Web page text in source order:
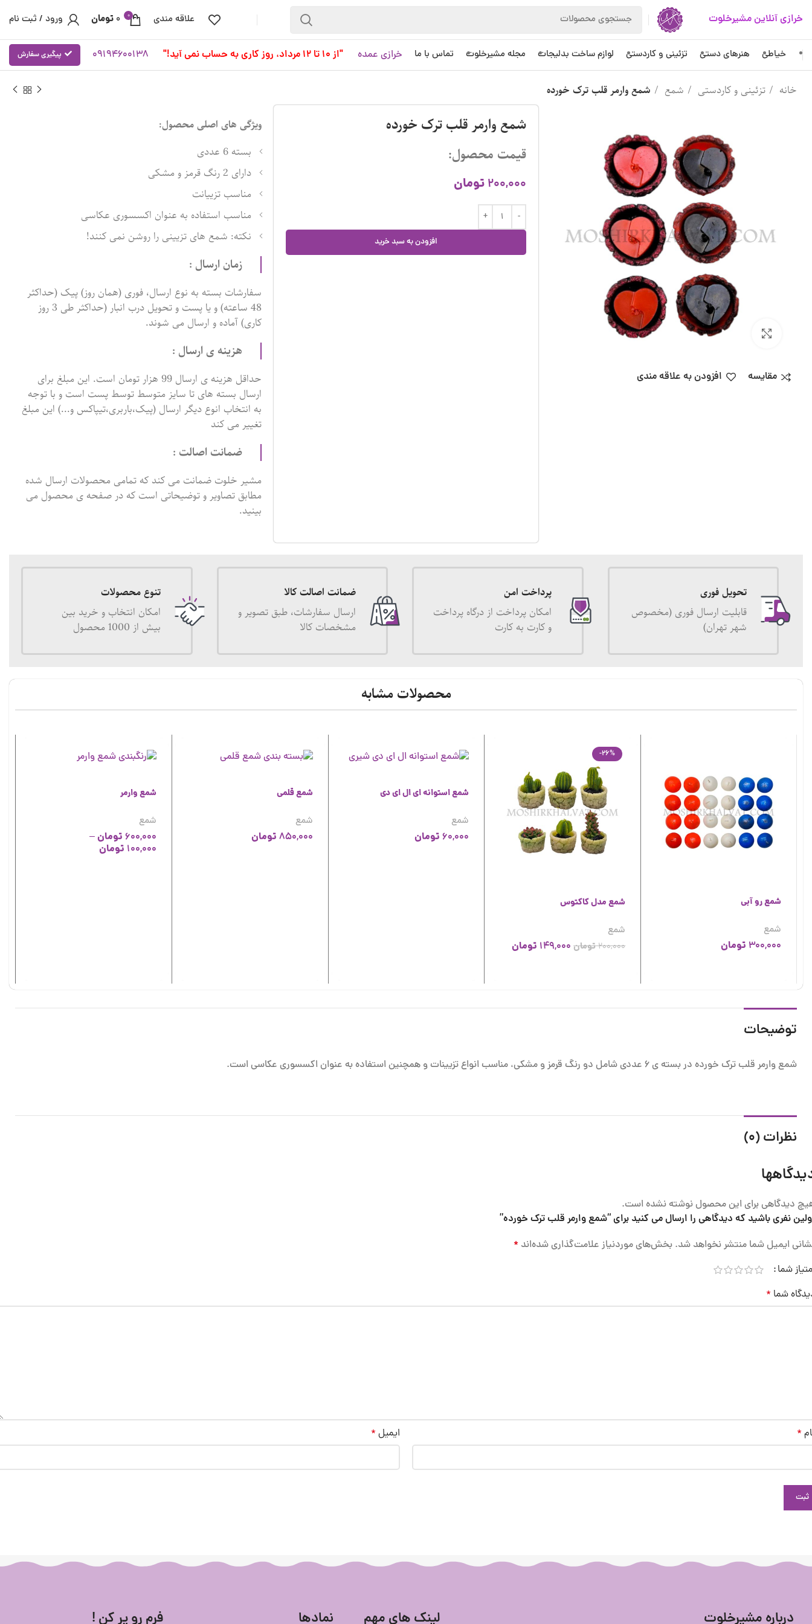
خرازی آنلاین مشیرخلوت علاقه مندی 0
0 تومان ورود / ثبت نام
خیاطی هنرهای دستی تزئینی و کاردستی لوازم ساخت بدلیجات مجله مشیرخلوت تماس با ما خرازی عمده "از 10 تا 12 مرداد، روز کاری به حساب نمی آید!" 09194600138 پیگیری سفارش
خانه تزئینی و کاردستی شمع شمع وارمر قلب ترک خورده
بزرگنمایی تصویر
مقایسه افزودن به علاقه مندی
شمع وارمر قلب ترک خورده
قیمت محصول:
200,000تومان
افزودن به سبد خرید
ویژگی های اصلی محصول:
بسته 6 عددی
دارای 2 رنگ قرمز و مشکی
مناسب تزییانت
مناسب استفاده به عنوان اکسسوری عکاسی
نکته: شمع های تزیینی را روشن نمی کنند!
زمان ارسال :
سفارشات بسته به نوع ارسال، فوری (همان روز) پیک (حداکثر
48 ساعته) و یا پست و تحویل درب انبار (حداکثر طی 3 روز
کاری) آماده و ارسال می شوند.
هزینه ی ارسال :
حداقل هزینه ی ارسال 99 هزار تومان است. این مبلغ برای
ارسال بسته های تا سایز متوسط توسط پست است و با توجه
به انتخاب انوع دیگر ارسال (پیک،باربری،تیپاکس و...) این مبلغ
تغییر می کند
ضمانت اصالت :
مشیر خلوت ضمانت می کند که تمامی محصولات ارسال شده
مطابق تصاویر و توضیحاتی است که در صفحه ی محصول می
بینید.
تحویل فوری
قابلیت ارسال فوری (مخصوص
شهر تهران)
پرداخت امن
امکان پرداخت از درگاه پرداخت
و کارت به کارت
ضمانت اصالت کالا
ارسال سفارشات، طبق تصویر و
مشخصات کالا
تنوع محصولات
امکان انتخاب و خرید بین
بیش از 1000 محصول
محصولات مشابه
شمع رو آبی
شمع
300,000 تومان
-26%
شمع مدل کاکتوس
شمع
200,000تومان 149,000 تومان
شمع استوانه ای ال ای دی
شمع
60,000 تومان
شمع قلمی
شمع
850,000 تومان
شمع وارمر
شمع
600,000 تومان–
100,000 تومان
توضیحات
شمع وارمر قلب ترک خورده در بسته ی 6 عددی شامل دو رنگ قرمز و مشکی، مناسب انواع تزیینات و همچنین استفاده به عنوان اکسسوری عکاسی است.
نظرات (0)
دیدگاهی برای این محصول نوشته نشده است.
نفری باشید که دیدگاهی را ارسال می کنید برای “شمع وارمر قلب ترک خورده”
ایمیل شما منتشر نخواهد شد. بخش‌های موردنیاز علامت‌گذاری شده‌اند *
شما
شما *
* ایمیل *
درباره مشیرخلوت لینک های مهم نمادها فرم رو پر کن !